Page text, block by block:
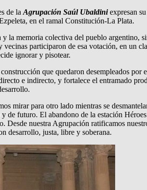
de la Agrupación Saúl Ubaldiniexpresan
en el ramal Constitución-La Plata.
la memoria colectiva del pueblo
participaron de esa votación, en
ignorar y pisotear.
que quedaron desempleados
e indirecto, y fortalece el entramado
mirar para otro lado mientras se
de futuro. El abandono de la estación
Desde nuestra Agrupación ratificamos
desarrollo, justa, libre y soberana.